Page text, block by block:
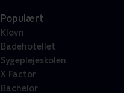
Populært
Klovn
Badehotellet
Sygeplejeskolen
X Factor
Bachelor